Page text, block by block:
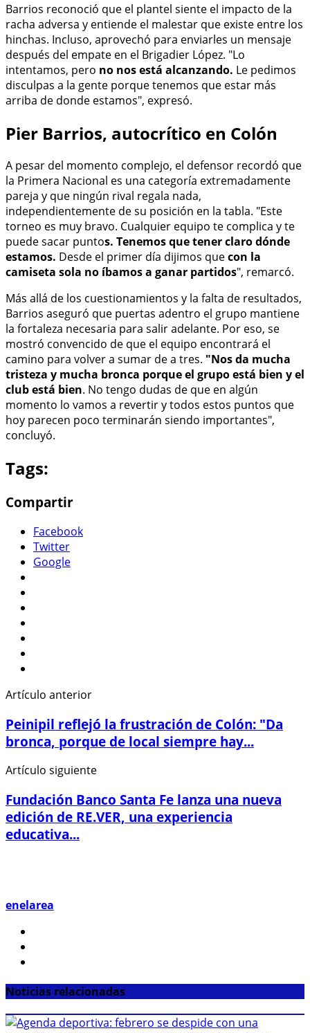
Barrios reconoció que el plantel siente el impacto de la
racha adversa y entiende el malestar que existe entre los
hinchas. Incluso, aprovechó para enviarles un mensaje
después del empate en el Brigadier López. "Lo
intentamos, pero no nos está alcanzando. Le pedimos
disculpas a la gente porque tenemos que estar más
arriba de donde estamos", expresó.
Pier Barrios, autocrítico en Colón
A pesar del momento complejo, el defensor recordó que
la Primera Nacional es una categoría extremadamente
pareja y que ningún rival regala nada,
independientemente de su posición en la tabla. "Este
torneo es muy bravo. Cualquier equipo te complica y te
puede sacar puntos. Tenemos que tener claro dónde
estamos. Desde el primer día dijimos quecon la
camiseta sola no íbamos a ganar partidos", remarcó.
Más allá de los cuestionamientos y la falta de resultados,
Barrios aseguró que puertas adentro el grupo mantiene
la fortaleza necesaria para salir adelante. Por eso, se
mostró convencido de que el equipo encontrará el
camino para volver a sumar de a tres. "Nos da mucha
tristeza y mucha bronca porque el grupo está bien y el
club está bien. No tengo dudas de que en algún
momento lo vamos a revertir y todos estos puntos que
hoy parecen poco terminarán siendo importantes",
concluyó.
Tags:
Compartir
Facebook
Twitter
Google
Artículo anterior
Peinipil reflejó la frustración de Colón: "Da
bronca, porque de local siempre hay...
Artículo siguiente
Fundación Banco Santa Fe lanza una nueva
edición de RE.VER, una experiencia
educativa...
enelarea
Noticias relacionadas